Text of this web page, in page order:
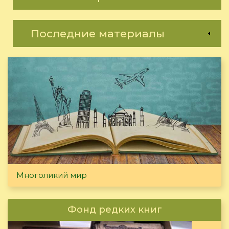
Последние материалы
Многоликий мир
Фонд редких книг